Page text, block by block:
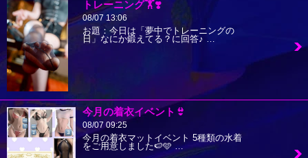
トレーニング🏋️❣️
08/07 13:06
お題：今日は「夢中でトレーニングの
日」なにか鍛えてる？に回答♪ …
今月の着衣イベント👙
08/07 09:25
今月の着衣マットイベント 5種類の水着
をご用意しました🍉🩵 …